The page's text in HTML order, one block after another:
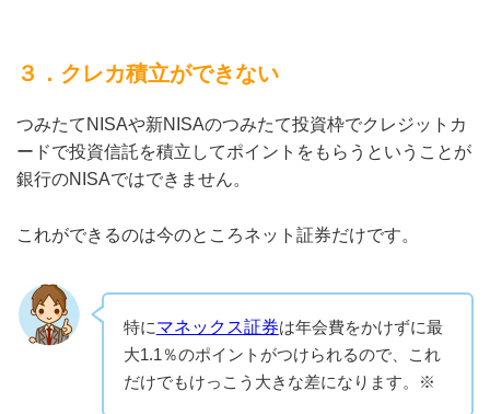
３．クレカ積立ができない
つみたてNISAや新NISAのつみたて投資枠でクレジットカ
ードで投資信託を積立してポイントをもらうということが
銀行のNISAではできません。
これができるのは今のところネット証券だけです。
特にマネックス証券は年会費をかけずに最
大1.1％のポイントがつけられるので、これ
だけでもけっこう大きな差になります。※